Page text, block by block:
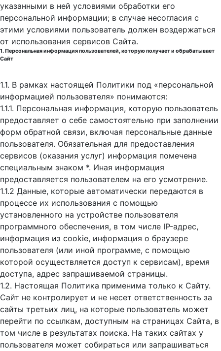
указанными в ней условиями обработки его
персональной информации; в случае несогласия с
этими условиями пользователь должен воздержаться
от использования сервисов Сайта.
1. Персональная информация пользователей, которую получает и обрабатывает
Сайт
1.1. В рамках настоящей Политики под «персональной
информацией пользователя» понимаются:
1.1.1. Персональная информация, которую пользователь
предоставляет о себе самостоятельно при заполнении
форм обратной связи, включая персональные данные
пользователя. Обязательная для предоставления
сервисов (оказания услуг) информация помечена
специальным знаком *. Иная информация
предоставляется пользователем на его усмотрение.
1.1.2 Данные, которые автоматически передаются в
процессе их использования с помощью
установленного на устройстве пользователя
программного обеспечения, в том числе IP-адрес,
информация из cookie, информация о браузере
пользователя (или иной программе, с помощью
которой осуществляется доступ к cервисам), время
доступа, адрес запрашиваемой страницы.
1.2. Настоящая Политика применима только к Сайту.
Сайт не контролирует и не несет ответственность за
сайты третьих лиц, на которые пользователь может
перейти по ссылкам, доступным на страницах Сайта, в
том числе в результатах поиска. На таких сайтах у
пользователя может собираться или запрашиваться